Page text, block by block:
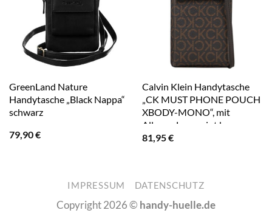
GreenLand Nature
Handytasche „Black Nappa“
schwarz
79,90€
Calvin Klein Handytasche
„CK MUST PHONE POUCH
XBODY-MONO“, mit
Allover-Logoprint braun
81,95€
IMPRESSUM DATENSCHUTZ
Copyright 2026 © handy-huelle.de